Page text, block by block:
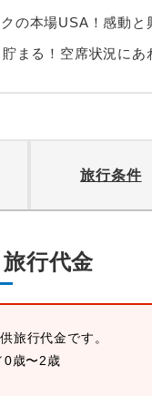
の本場USA！感動と
まる！空席状況にあ
旅行条件
行代金
旅行代金です。
0歳〜2歳